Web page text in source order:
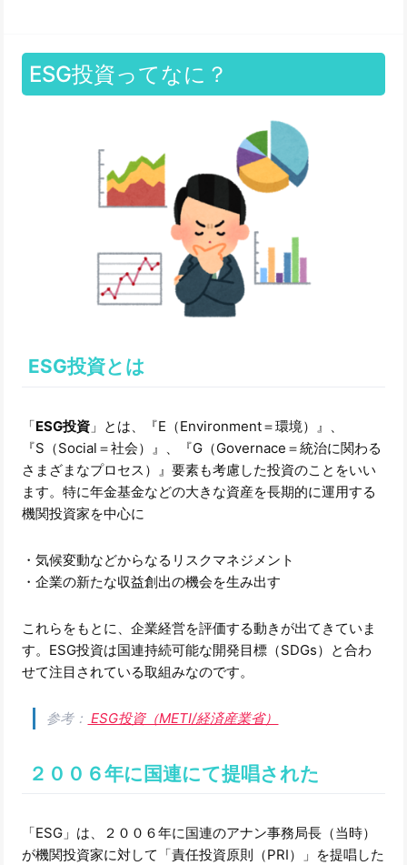
ESG投資ってなに？
ESG投資とは
「ESG投資 」とは、『E（Environment＝環境）』、
『S（Social＝社会）』、『G（Governace＝統治に関わる
さまざまなプロセス）』要素も考慮した投資のことをいい
ます。特に年金基金などの大きな資産を長期的に運用する
機関投資家を中心に
・気候変動などからなるリスクマネジメント
・企業の新たな収益創出の機会を生み出す
これらをもとに、企業経営を評価する動きが出てきていま
す。ESG投資は国連持続可能な開発目標（SDGs）と合わ
せて注目されている取組みなのです。
参考： ESG投資（METI/経済産業省）
２００６年に国連にて提唱された
「ESG」は、２００６年に国連のアナン事務局長（当時）
が機関投資家に対して「責任投資原則（PRI）」を提唱した